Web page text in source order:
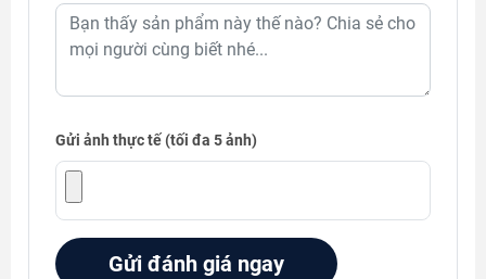
Gửi ảnh thực tế (tối đa 5 ảnh)
Gửi đánh giá ngay